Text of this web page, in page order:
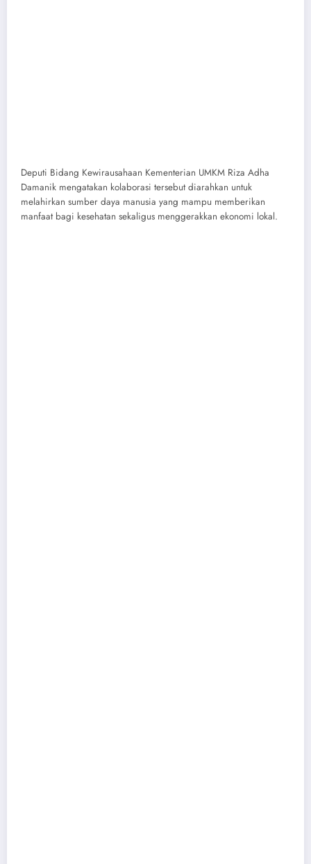
Deputi Bidang Kewirausahaan Kementerian UMKM Riza Adha
Damanik mengatakan kolaborasi tersebut diarahkan untuk
melahirkan sumber daya manusia yang mampu memberikan
manfaat bagi kesehatan sekaligus menggerakkan ekonomi lokal.